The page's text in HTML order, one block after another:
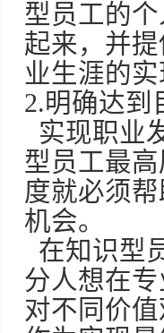
型员工的
起来，并
业生涯的
2.明确达到
实现职业
型员工最
度就必须
机会。
在知识型
分人想在
对不同价